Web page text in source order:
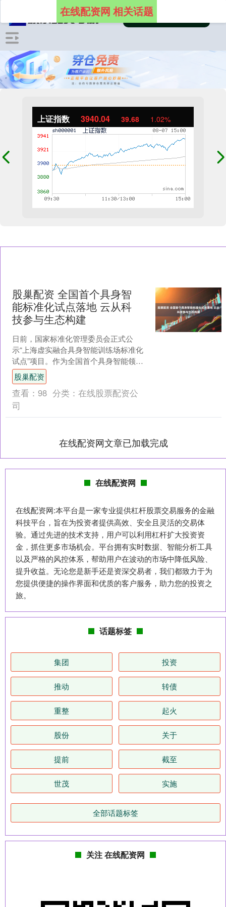
上证指数 3940.04 39.68 1.02%
在线配资网 相关话题
股巢配资 全国首个具身智
能标准化试点落地 云从科
技参与生态构建
日前，国家标准化管理委员会正式公
示“上海虚实融合具身智能训练场标准化
试点”项目。作为全国首个具身智能领域
的国家级标准化试点，该项目有望为具
身智能技术的规模化应用....
股巢配资
查看： 98 分类： 在线股票配资公
司
在线配资网文章已加载完成
在线配资网
在线配资网:本平台是一家专业提供杠杆股票交易服务的金融
科技平台，旨在为投资者提供高效、安全且灵活的交易体
验。通过先进的技术支持，用户可以利用杠杆扩大投资资
金，抓住更多市场机会。平台拥有实时数据、智能分析工具
以及严格的风控体系，帮助用户在波动的市场中降低风险、
提升收益。无论您是新手还是资深交易者，我们都致力于为
您提供便捷的操作界面和优质的客户服务，助力您的投资之
旅。
话题标签
集团 投资
推动 转债
重整 起火
股份 关于
提前 截至
世茂 实施
全部话题标签
关注 在线配资网